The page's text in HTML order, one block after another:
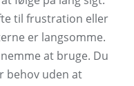
til frustration eller
er langsomme.
at bruge. Du
behov uden at